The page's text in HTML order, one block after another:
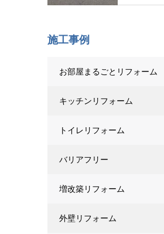
施工事例
お部屋まるごとリフォーム
キッチンリフォーム
トイレリフォーム
バリアフリー
増改築リフォーム
外壁リフォーム